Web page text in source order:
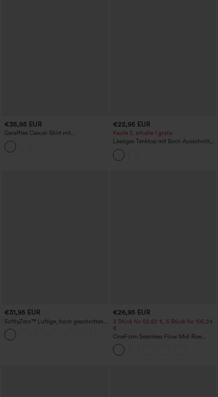
€35,95 EUR
Gerafftes Casual-Shirt mit
Käppchenärmeln in Leinenoptik
€22,95 EUR
Kaufe 2, erhalte 1 gratis
Lässiges Tanktop mit Boot-Ausschnitt,
seitlicher Bindung und Leinen-Optik
€31,95 EUR
SoftlyZero™ Luftige, hoch geschnittene,
geraffte InstantCool-Yogashorts 3'' mit
Taschen
+11
€26,95 EUR
3 Stück für 52,62 €, 6 Stück für 105,24
€
OneForm Seamless Flow Mid-Rise
Yoga-Leggings - mittelhoher Bund,
bauchformend und mit Po-Lifting-
Effekt